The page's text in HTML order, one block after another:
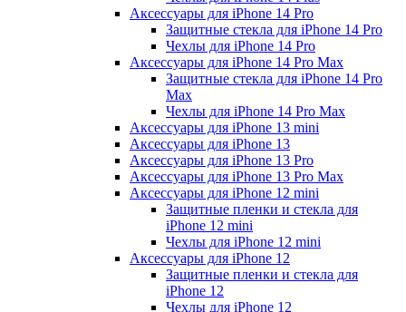
Аксессуары для iPhone 14 Pro
Защитные стекла для iPhone 14 Pro
Чехлы для iPhone 14 Pro
Аксессуары для iPhone 14 Pro Max
Защитные стекла для iPhone 14 Pro
Max
Чехлы для iPhone 14 Pro Max
Аксессуары для iPhone 13 mini
Аксессуары для iPhone 13
Аксессуары для iPhone 13 Pro
Аксессуары для iPhone 13 Pro Max
Аксессуары для iPhone 12 mini
Защитные пленки и стекла для
iPhone 12 mini
Чехлы для iPhone 12 mini
Аксессуары для iPhone 12
Защитные пленки и стекла для
iPhone 12
Чехлы для iPhone 12